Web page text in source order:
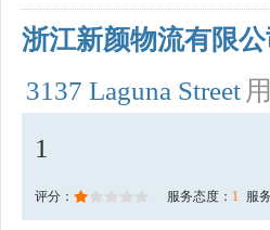
浙江新颜物流有限公
3137 Laguna Street
1
评分： 服务态度： 1 服